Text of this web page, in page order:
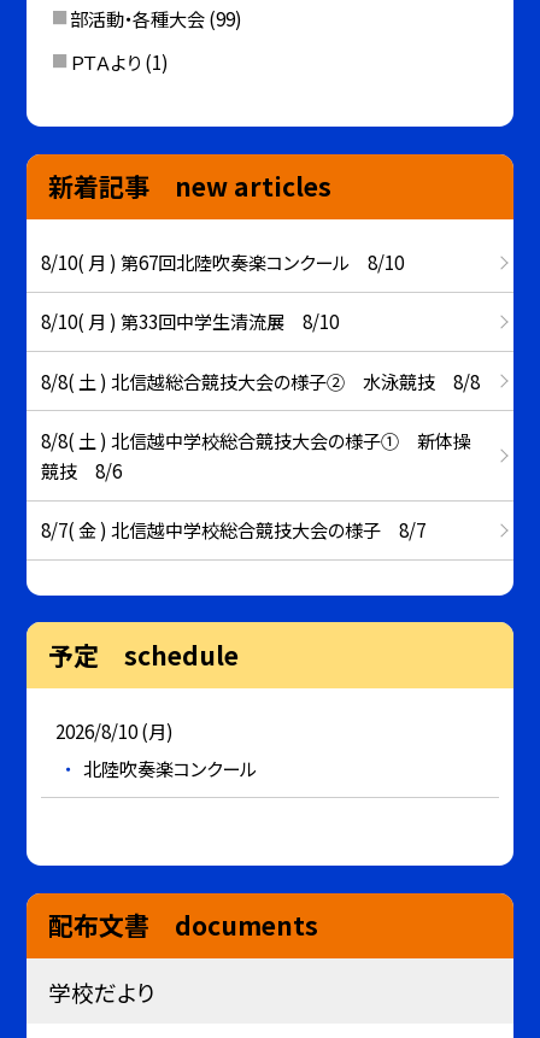
部活動・各種大会(99)
ＰＴＡより (1)
新着記事 new articles
8/10( 月 ) 第67回北陸吹奏楽コンクール 8/10
8/10( 月 ) 第33回中学生清流展 8/10
8/8( 土 ) 北信越総合競技大会の様子② 水泳競技 8/8
8/8( 土 ) 北信越中学校総合競技大会の様子① 新体操
競技 8/6
8/7( 金 ) 北信越中学校総合競技大会の様子 8/7
予定 schedule
2026/8/10 (月)
北陸吹奏楽コンクール
配布文書 documents
学校だより